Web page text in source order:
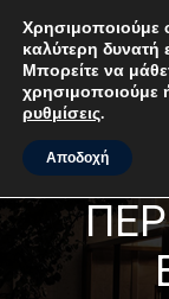
ΣΤΟ
Χρησιμοποιούμε
καλύτερη δυνατή
Μπορείτε να
χρησιμοποιούμε
ρυθμίσεις.
Αποδοχή